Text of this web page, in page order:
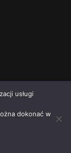
usługi
dokonać w